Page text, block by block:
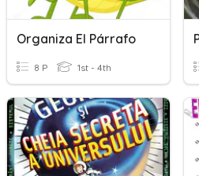
Organiza El Párrafo
8 P 1st - 4th